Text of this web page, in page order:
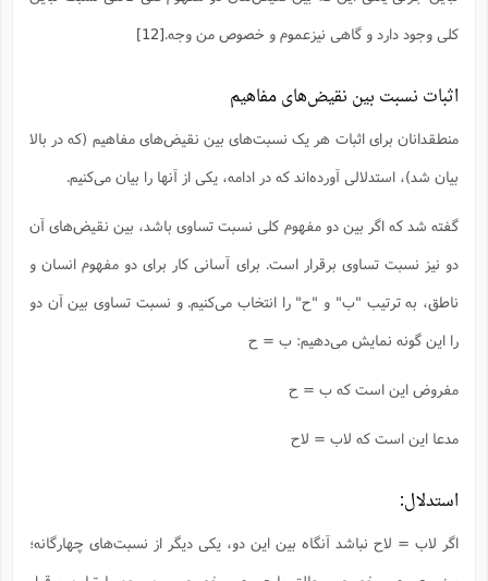
کلی وجود دارد و گاهی نیزعموم و خصوص من وجه.[12]
اثبات نسبت‌ بین نقیض‌های مفاهیم
منطقدانان برای اثبات هر یک نسبت‌های بین نقیض‌های مفاهیم (که در بالا
بیان شد)، استدلالی آورده‌‌اند که در ادامه، یکی از آنها را بیان می‌کنیم.
گفته شد که اگر بین دو مفهوم کلی نسبت تساوی باشد، بین نقیض‌های آن
دو نیز نسبت تساوی برقرار است. برای آسانی کار برای دو مفهوم انسان و
ناطق، به ترتیب "ب" و "ح" را انتخاب می‌کنیم. و نسبت تساوی بین آن دو
را این گونه نمایش می‌دهیم: ب = ح
مفروض این است که ب = ح
مدعا این است که لاب = لاح
استدلال:
اگر لاب = لاح نباشد آنگاه بین این دو، یکی دیگر از نسبت‌های چهارگانه؛